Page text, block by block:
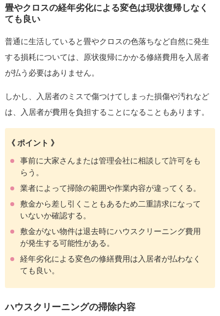
畳やクロスの経年劣化による変色は現状復帰しなく
ても良い
普通に生活していると畳やクロスの色落ちなど自然に発生
する損耗については、原状復帰にかかる修繕費用を入居者
が払う必要はありません。
しかし、入居者のミスで傷つけてしまった損傷や汚れなど
は、入居者が費用を負担することになることもあります。
《 ポイント 》
事前に大家さんまたは管理会社に相談して許可をも
らう。
業者によって掃除の範囲や作業内容が違ってくる。
敷金から差し引くこともあるため二重請求になって
いないか確認する。
敷金がない物件は退去時にハウスクリーニング費用
が発生する可能性がある。
経年劣化による変色の修繕費用は入居者が払わなく
ても良い。
ハウスクリーニングの掃除内容